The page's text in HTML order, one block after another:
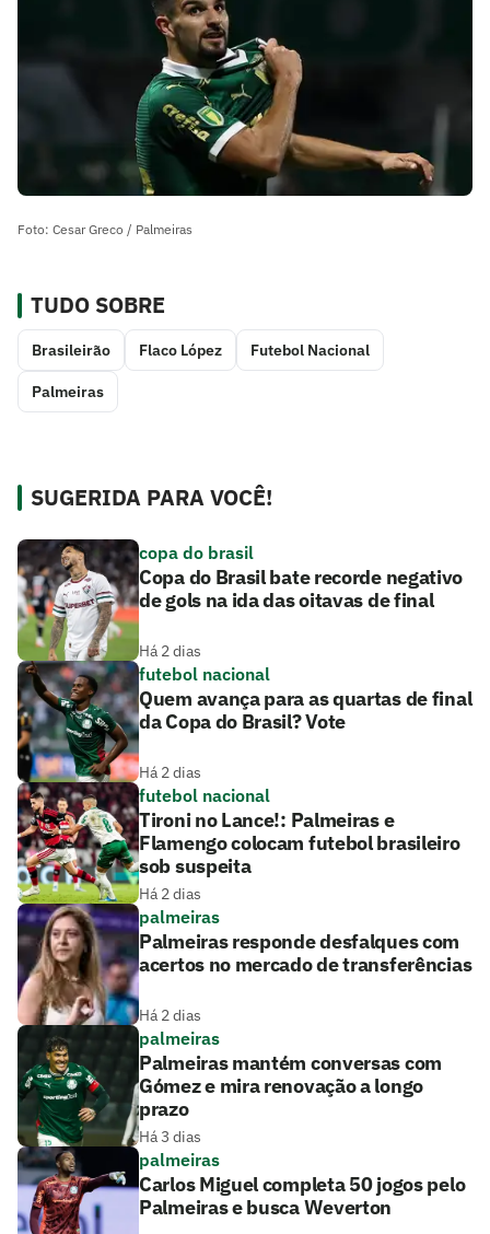
Foto: Cesar Greco / Palmeiras
TUDO SOBRE
Brasileirão Flaco López Futebol Nacional
Palmeiras
SUGERIDA PARA VOCÊ!
copa do brasil
Copa do Brasil bate recorde negativo
de gols na ida das oitavas de final
Há 2 dias
futebol nacional
Quem avança para as quartas de final
da Copa do Brasil? Vote
Há 2 dias
futebol nacional
Tironi no Lance!: Palmeiras e
Flamengo colocam futebol brasileiro
sob suspeita
Há 2 dias
palmeiras
Palmeiras responde desfalques com
acertos no mercado de transferências
Há 2 dias
palmeiras
Palmeiras mantém conversas com
Gómez e mira renovação a longo
prazo
Há 3 dias
palmeiras
Carlos Miguel completa 50 jogos pelo
Palmeiras e busca Weverton